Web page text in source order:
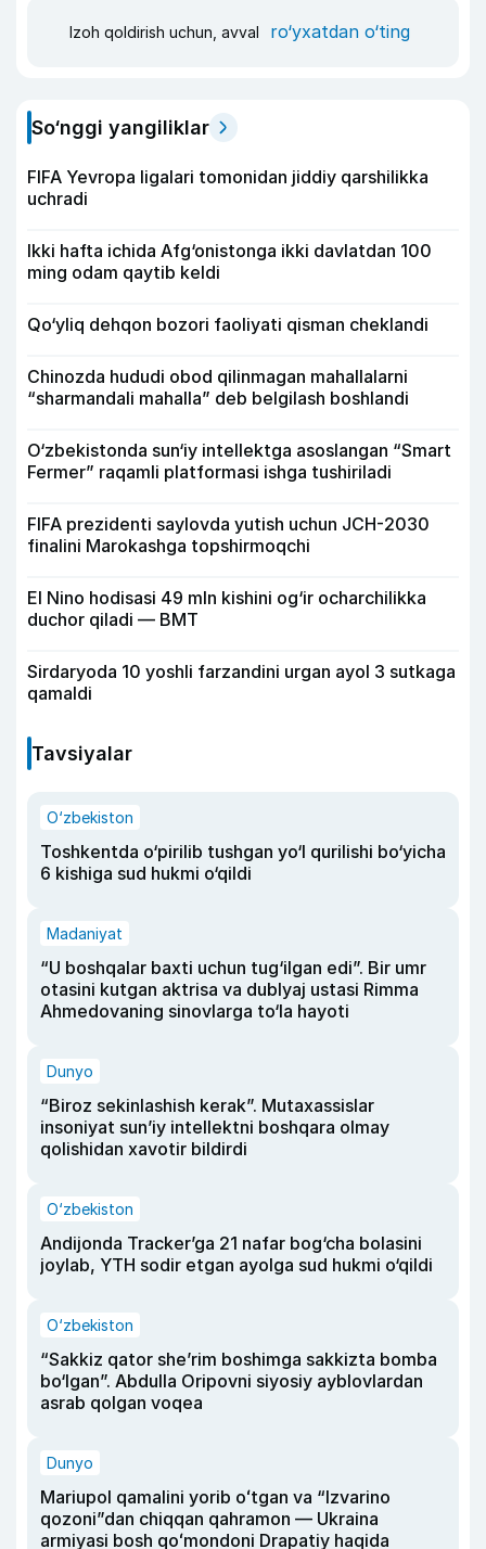
Izoh qoldirish uchun, avval ro‘yxatdan o‘ting
So‘nggi yangiliklar
FIFA Yevropa ligalari tomonidan jiddiy qarshilikka
uchradi
Ikki hafta ichida Afg‘onistonga ikki davlatdan 100
ming odam qaytib keldi
Qo‘yliq dehqon bozori faoliyati qisman cheklandi
Chinozda hududi obod qilinmagan mahallalarni
“sharmandali mahalla” deb belgilash boshlandi
O‘zbekistonda sun‘iy intellektga asoslangan “Smart
Fermer” raqamli platformasi ishga tushiriladi
FIFA prezidenti saylovda yutish uchun JCH-2030
finalini Marokashga topshirmoqchi
El Nino hodisasi 49 mln kishini og‘ir ocharchilikka
duchor qiladi — BMT
Sirdaryoda 10 yoshli farzandini urgan ayol 3 sutkaga
qamaldi
Tavsiyalar
O‘zbekiston
Toshkentda o‘pirilib tushgan yo‘l qurilishi bo‘yicha
6 kishiga sud hukmi o‘qildi
Madaniyat
“U boshqalar baxti uchun tug‘ilgan edi”. Bir umr
otasini kutgan aktrisa va dublyaj ustasi Rimma
Ahmedovaning sinovlarga to‘la hayoti
Dunyo
“Biroz sekinlashish kerak”. Mutaxassislar
insoniyat sun’iy intellektni boshqara olmay
qolishidan xavotir bildirdi
O‘zbekiston
Andijonda Tracker’ga 21 nafar bog‘cha bolasini
joylab, YTH sodir etgan ayolga sud hukmi o‘qildi
O‘zbekiston
“Sakkiz qator she’rim boshimga sakkizta bomba
bo‘lgan”. Abdulla Oripovni siyosiy ayblovlardan
asrab qolgan voqea
Dunyo
Mariupol qamalini yorib oʻtgan va “Izvarino
qozoni”dan chiqqan qahramon — Ukraina
armiyasi bosh qoʻmondoni Drapatiy haqida